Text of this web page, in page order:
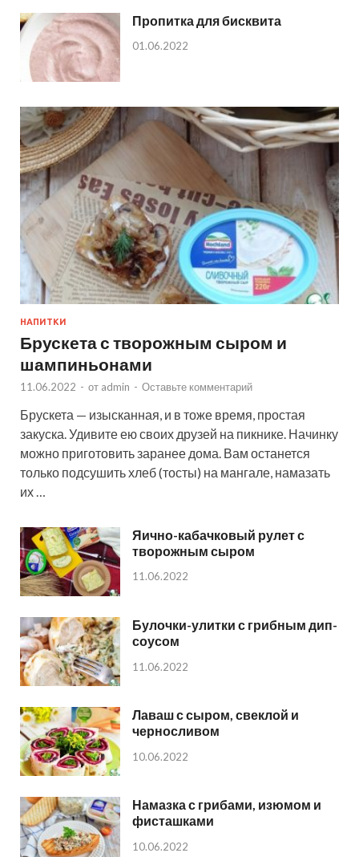
Пропитка для бисквита
01.06.2022
НАПИТКИ
Брускета с творожным сыром и
шампиньонами
11.06.2022 - от admin - Оставьте комментарий
Брускета — изысканная, и в тоже время, простая
закуска. Удивите ею своих друзей на пикнике. Начинку
можно приготовить заранее дома. Вам останется
только подсушить хлеб (тосты) на мангале, намазать
их …
Яично-кабачковый рулет с
творожным сыром
11.06.2022
Булочки-улитки с грибным дип-
соусом
11.06.2022
Лаваш с сыром, свеклой и
черносливом
10.06.2022
Намазка с грибами, изюмом и
фисташками
10.06.2022